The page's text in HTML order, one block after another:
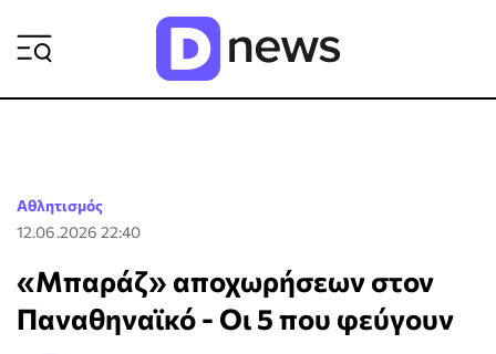
Αθλητισμός
12.06.2026 22:40
«Μπαράζ» αποχωρήσεων στον
Παναθηναϊκό - Οι 5 που φεύγουν